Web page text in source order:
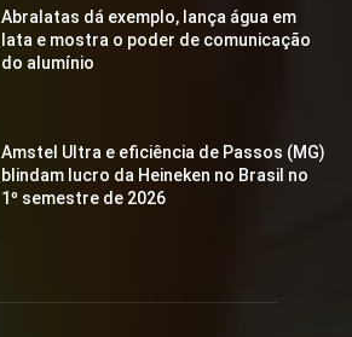
Abralatas dá exemplo, lança água em
lata e mostra o poder de comunicação
do alumínio
Amstel Ultra e eficiência de Passos (MG)
blindam lucro da Heineken no Brasil no
1º semestre de 2026